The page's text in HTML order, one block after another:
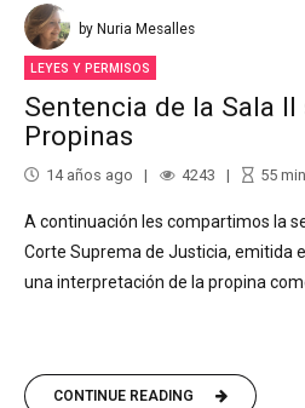
by Nuria Mesalles
LEYES Y PERMISOS
Sentencia de la Sala II
Propinas
14 años ago 4243 55min
A continuación les compartimos la
Corte Suprema de Justicia, emitida
una interpretación de la propina
CONTINUE READING